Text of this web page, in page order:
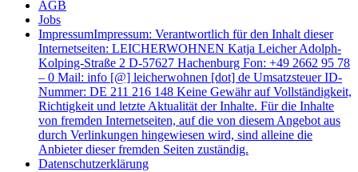
AGB
Jobs
ImpressumImpressum: Verantwortlich für den Inhalt dieser
Internetseiten: LEICHERWOHNEN Katja Leicher Adolph-
Kolping-Straße 2 D-57627 Hachenburg Fon: +49 2662 95 78
– 0 Mail: info [@] leicherwohnen [dot] de Umsatzsteuer ID-
Nummer: DE 211 216 148 Keine Gewähr auf Vollständigkeit,
Richtigkeit und letzte Aktualität der Inhalte. Für die Inhalte
von fremden Internetseiten, auf die von diesem Angebot aus
durch Verlinkungen hingewiesen wird, sind alleine die
Anbieter dieser fremden Seiten zuständig.
Datenschutzerklärung